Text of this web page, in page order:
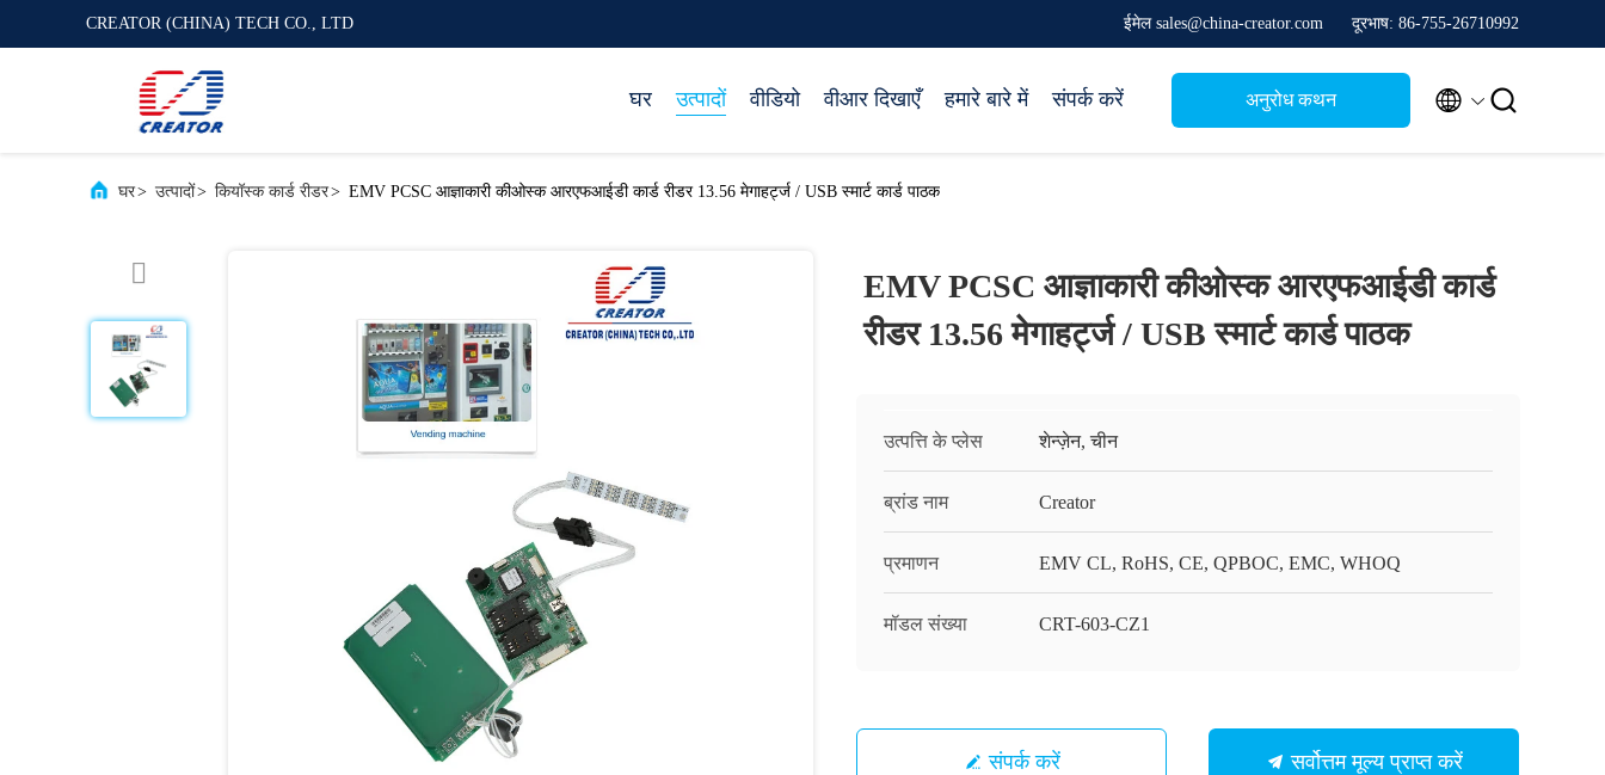
CREATOR (CHINA) TECH CO., LTD ईमेल sales@china-creator.com दूरभाष: 86-755-26710992
घर उत्पादों वीडियो वीआर दिखाएँ हमारे बारे में संपर्क करें अनुरोध कथन  
घर> उत्पादों> कियॉस्क कार्ड रीडर> EMV PCSC आज्ञाकारी कीओस्क आरएफआईडी कार्ड रीडर 13.56 मेगाहर्ट्ज / USB स्मार्ट कार्ड पाठक
EMV PCSC आज्ञाकारी कीओस्क आरएफआईडी कार्ड
रीडर 13.56 मेगाहर्ट्ज / USB स्मार्ट कार्ड पाठक
उत्पत्ति के प्लेस शेन्ज़ेन, चीन
ब्रांड नाम Creator
प्रमाणन EMV CL, RoHS, CE, QPBOC, EMC, WHOQ
मॉडल संख्या CRT-603-CZ1
संपर्क करें सर्वोत्तम मूल्य प्राप्त करें